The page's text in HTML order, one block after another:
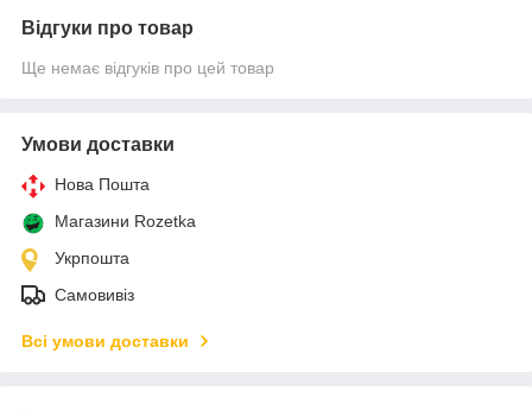
Відгуки про товар
Ще немає відгуків про цей товар
Умови доставки
Нова Пошта
Магазини Rozetka
Укрпошта
Самовивіз
Всі умови доставки